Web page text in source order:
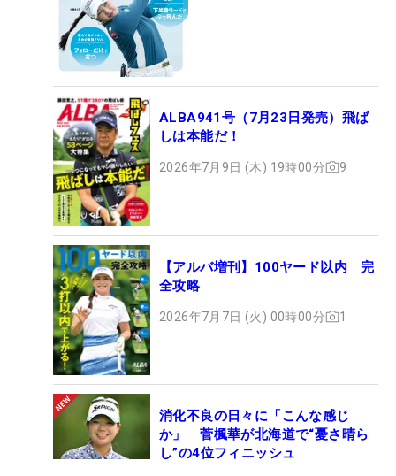
ALBA941号（7月23日発売）飛ば
しは本能だ！
2026年7月9日 (木) 19時00分 9
【アルバ増刊】100ヤード以内 完
全攻略
2026年7月7日 (火) 00時00分 1
消化不良の日々に「こんな感じ
か」 菅楓華が北海道で“憂さ晴ら
し”の4位フィニッシュ